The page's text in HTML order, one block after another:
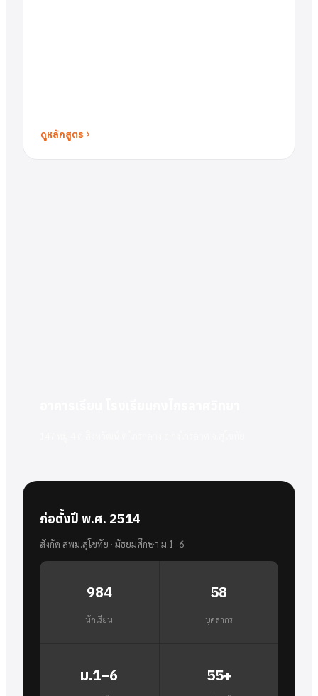
ดูหลักสูตร
ก่อตั้งปี พ.ศ. 2514
สังกัด สพม.สุโขทัย · มัธยมศึกษา ม.1–6
984
นักเรียน
58
บุคลากร
ม.1–6 55+